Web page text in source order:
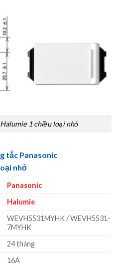
1 chiều loại nhỏ
tắc Panasonic
nhỏ
Panasonic
Halumie
WEVH5531MYHK / WEVH5531-
7MYHK
24 tháng
16A